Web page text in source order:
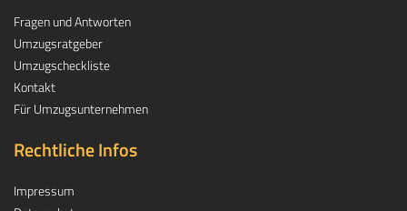
Fragen und Antworten
Umzugsratgeber
Umzugscheckliste
Kontakt
Für Umzugsunternehmen
Rechtliche Infos
Impressum